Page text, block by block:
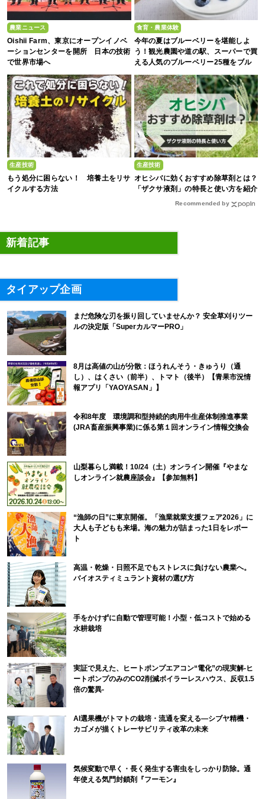
農業ニュース
Oishii Farm、東京にオープンイノベ
ーションセンターを開所 日本の技術
で世界市場へ
食育・農業体験
今年の夏はブルーベリーを堪能しよ
う！観光農園や道の駅、スーパーで買
える人気のブルーベリー25種をブル
ーベリー農家の息子が解説
生産技術
もう処分に困らない！ 培養土をリサ
イクルする方法
生産技術
オヒシバに効くおすすめ除草剤とは？
「ザクサ液剤」の特長と使い方を紹介
Recommended by
新着記事
タイアップ企画
まだ危険な刃を振り回していませんか？ 安全草刈りツー
ルの決定版「SuperカルマーPRO」
8月は高値の山が分散：ほうれんそう・きゅうり（通
し）、はくさい（前半）、トマト（後半）【青果市況情
報アプリ「YAOYASAN」】
令和8年度 環境調和型持続的肉用牛生産体制推進事業
(JRA畜産振興事業)に係る第１回オンライン情報交換会
山梨暮らし満載！10/24（土）オンライン開催『やまな
しオンライン就農座談会』【参加無料】
“漁師の日”に東京開催。「漁業就業支援フェア2026」に
大人も子どもも来場。海の魅力が詰まった1日をレポー
ト
高温・乾燥・日照不足でもストレスに負けない農業へ。
バイオスティミュラント資材の選び方
手をかけずに自動で管理可能！小型・低コストで始める
水耕栽培
実証で見えた、ヒートポンプエアコン“電化”の現実解-ヒ
ートポンプのみのCO2削減ボイラーレスハウス、反収1.5
倍の驚異-
AI選果機がトマトの栽培・流通を変える―シブヤ精機・
カゴメが描くトレーサビリティ改革の未来
気候変動で早く・長く発生する害虫をしっかり防除。通
年使える気門封鎖剤『フーモン』